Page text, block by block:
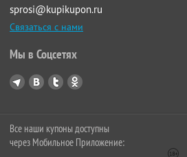
sprosi@kupikupon.ru
Связаться с нами
Мы в Соцсетях
Все наши купоны доступны
через Мобильное Приложение: